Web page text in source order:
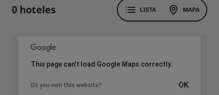
0 hoteles LISTA MAPA
This page can't load Google Maps correctly.
Do you own this website? OK